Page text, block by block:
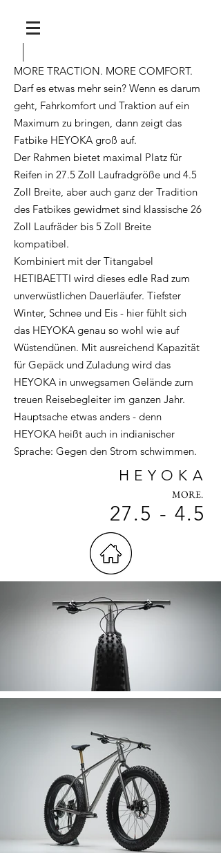
MORE TRACTION. MORE COMFORT.
Darf es etwas mehr sein? Wenn es darum
geht, Fahrkomfort und Traktion auf ein
Maximum zu bringen, dann zeigt das
Fatbike HEYOKA groß auf.
Der Rahmen bietet maximal Platz für
Reifen in 27.5 Zoll Laufradgröße und 4.5
Zoll Breite, aber auch ganz der Tradition
des Fatbikes gewidmet sind klassische 26
Zoll Laufräder bis 5 Zoll Breite
kompatibel.
Kombiniert mit der Titangabel
HETIBAETTI wird dieses edle Rad zum
unverwüstlichen Dauerläufer. Tiefster
Winter, Schnee und Eis - hier fühlt sich
das HEYOKA genau so wohl wie auf
Wüstendünen. Mit ausreichend Kapazität
für Gepäck und Zuladung wird das
HEYOKA in unwegsamen Gelände zum
treuen Reisebegleiter im ganzen Jahr.
Hauptsache etwas anders - denn
HEYOKA heißt auch in indianischer
Sprache: Gegen den Strom schwimmen.
HEYOKA
MORE.
27.5 - 4.5